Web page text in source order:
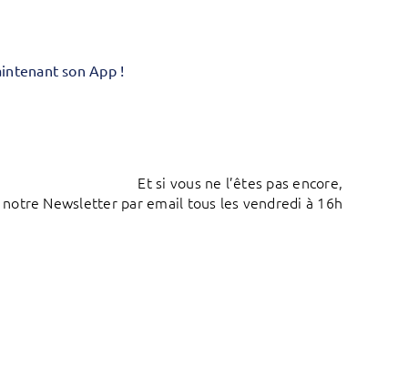
son App !
Et si vous ne l’êtes pas encore,
Newsletter par email tous les vendredi à 16h